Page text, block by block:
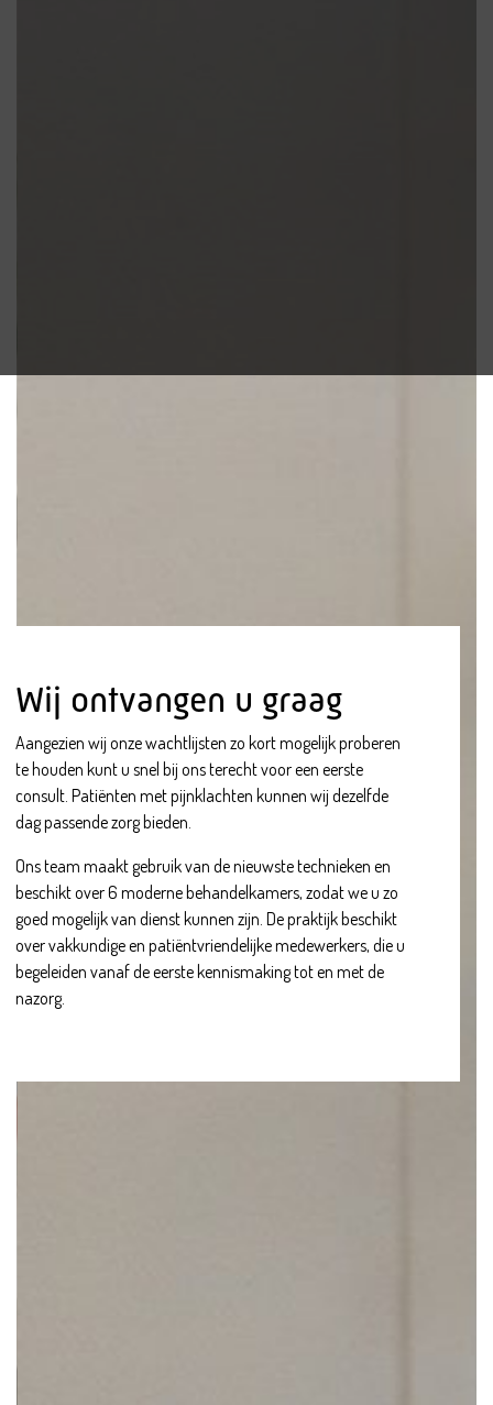
Wij ontvangen u graag
Aangezien wij onze wachtlijsten zo kort mogelijk proberen
te houden kunt u snel bij ons terecht voor een eerste
consult. Patiënten met pijnklachten kunnen wij dezelfde
dag passende zorg bieden.
Ons team maakt gebruik van de nieuwste technieken en
beschikt over 6 moderne behandelkamers, zodat we u zo
goed mogelijk van dienst kunnen zijn. De praktijk beschikt
over vakkundige en patiëntvriendelijke medewerkers, die u
begeleiden vanaf de eerste kennismaking tot en met de
nazorg.